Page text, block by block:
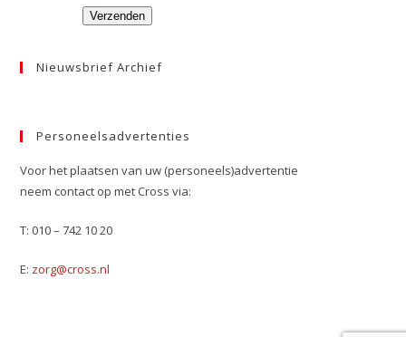
Nieuwsbrief Archief
Personeelsadvertenties
Voor het plaatsen van uw (personeels)advertentie
neem contact op met Cross via:
T: 010 – 742 10 20
E: zorg@cross.nl